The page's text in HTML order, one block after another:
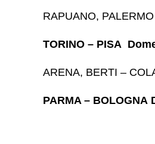
RAPUANO,
TORINO – PISA
ARENA, BERTI –
PARMA – BOLOGNA